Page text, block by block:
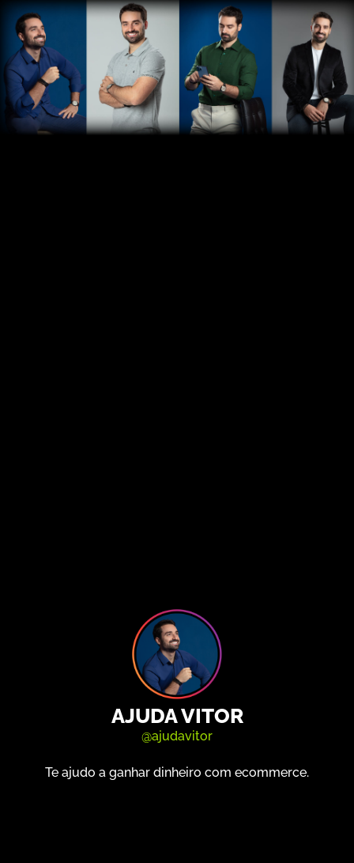
AJUDA VITOR
@ajudavitor
Te ajudo a ganhar dinheiro com ecommerce.